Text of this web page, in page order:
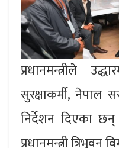
प्रधानमन्त्रीले
सुरक्षाकर्मी, नेपाल
निर्देशन दिएका
प्रधानमन्त्री